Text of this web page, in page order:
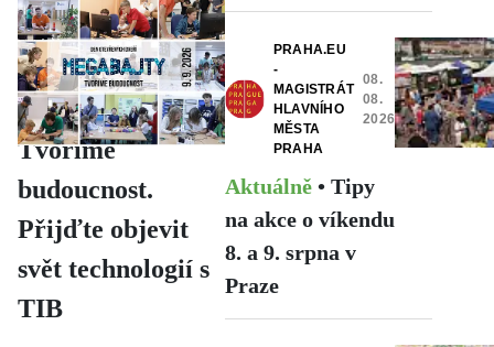
TIB,
Z.S.
PŘED 3
HODINAMI
Aktuálně •
Megabajty:
Tvoříme
budoucnost.
Přijďte objevit
svět technologií s
TIB
PRAHA.EU
-
MAGISTRÁT
HLAVNÍHO
MĚSTA
PRAHA
08.
08.
2026
Aktuálně • Tipy
na akce o víkendu
8. a 9. srpna v
Praze